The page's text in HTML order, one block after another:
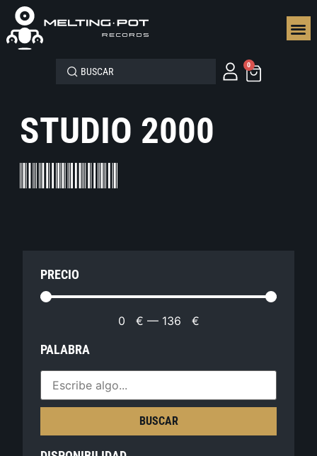
0
STUDIO 2000
PRECIO
0 € — 136 €
PALABRA
BUSCAR